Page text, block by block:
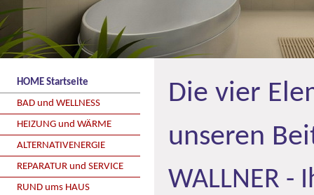
HOME Startseite
BAD und WELLNESS
HEIZUNG und WÄRME
ALTERNATIVENERGIE
REPARATUR und SERVICE
RUND ums HAUS
Die vier
unseren
WALLNER -